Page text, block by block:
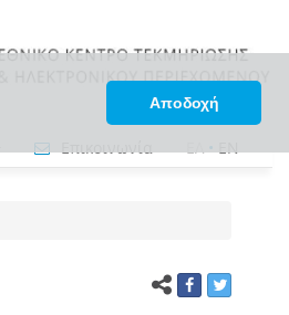
Αποδοχή
Επικοινωνία ΕΛ•EN